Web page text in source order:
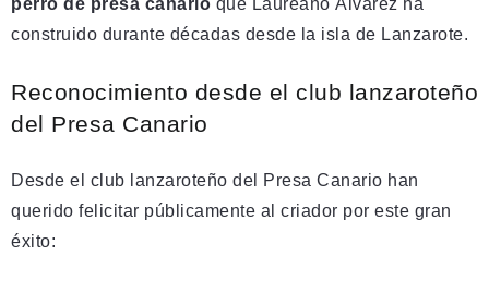
construido durante décadas desde la isla de Lanzarote.
Reconocimiento desde el club lanzaroteño
del Presa Canario
Desde el club lanzaroteño del Presa Canario han
querido felicitar públicamente al criador por este gran
éxito: